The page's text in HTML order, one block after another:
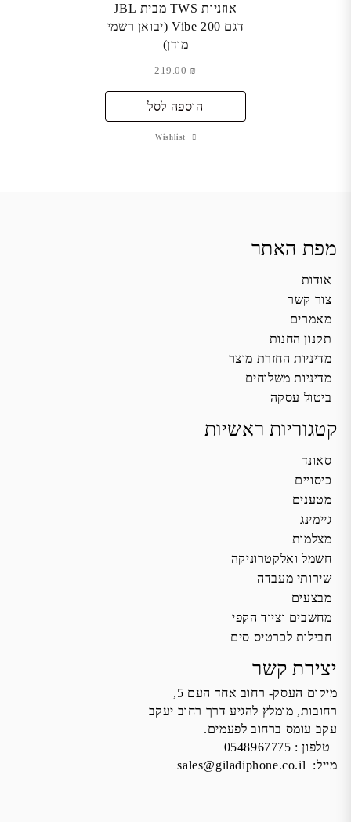
אוזניות TWS מבית JBL
דגם Vibe 200 (יבואן רשמי
מודן)
₪
הוספה לסל
Wishlist
מפת האתר
אודות
צור קשר
מאמרים
תקנון החנות
מדיניות החזרת מוצר
מדיניות משלוחים
ביטול עסקה
קטגוריות ראשיות
סאונד
כיסויים
מטענים
גיימינג
מצלמות
חשמל ואלקטרוניקה
שירותי מעבדה
מבצעים
מחשבים וציוד הקפי
חבילות לכרטיס סים
יצירת קשר
מיקום העסק- רחוב אחד העם 5,
רחובות, מומלץ להגיע דרך רחוב יעקב
עקב עומס ברחוב לפעמים.
טלפון : 0548967775
מייל: sales@giladiphone.co.il